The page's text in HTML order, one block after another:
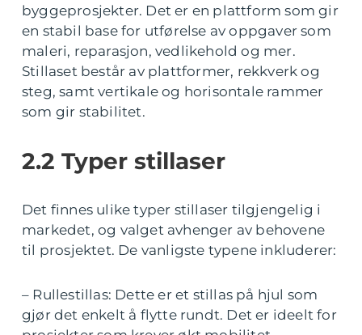
byggeprosjekter. Det er en plattform som gir
en stabil base for utførelse av oppgaver som
maleri, reparasjon, vedlikehold og mer.
Stillaset består av plattformer, rekkverk og
steg, samt vertikale og horisontale rammer
som gir stabilitet.
2.2 Typer stillaser
Det finnes ulike typer stillaser tilgjengelig i
markedet, og valget avhenger av behovene
til prosjektet. De vanligste typene inkluderer:
– Rullestillas: Dette er et stillas på hjul som
gjør det enkelt å flytte rundt. Det er ideelt for